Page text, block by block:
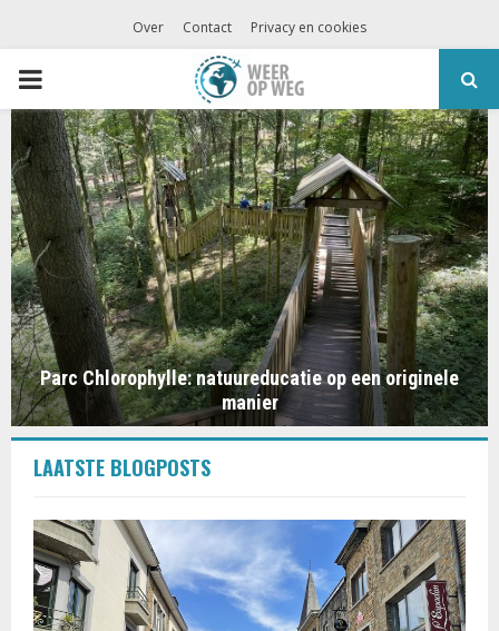
Over Contact Privacy en cookies
PRIMARY
MENU
Parc Chlorophylle: natuureducatie op een originele
manier
LAATSTE BLOGPOSTS